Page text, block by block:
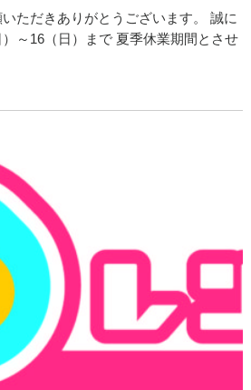
ただきありがとうございます。 誠に
～16（日）まで 夏季休業期間とさせ